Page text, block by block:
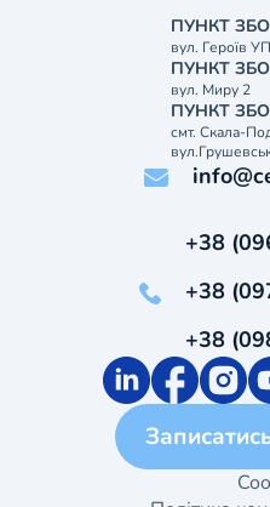
ПУНКТ
вул. Героїв
ПУНКТ
вул. Миру 2
ПУНКТ
смт. Скала-
+38
+38
+38